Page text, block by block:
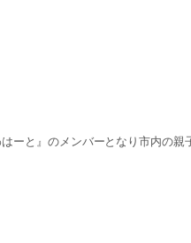
ーと』のメンバーとなり市内の親